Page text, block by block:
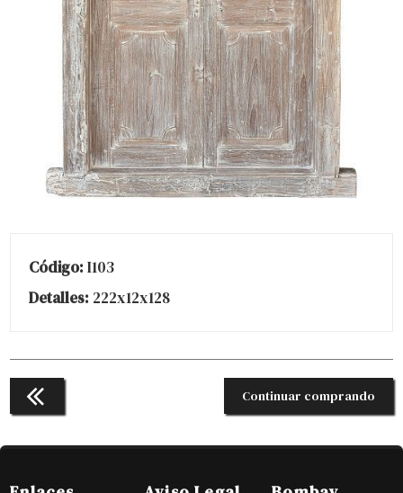
Código: I103
Detalles: 222x12x128
Continuar comprando